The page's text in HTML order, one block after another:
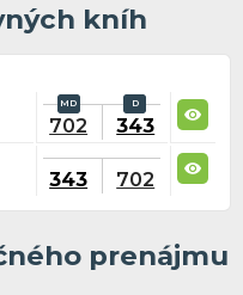
kníh
702 343
343 702
prenájmu